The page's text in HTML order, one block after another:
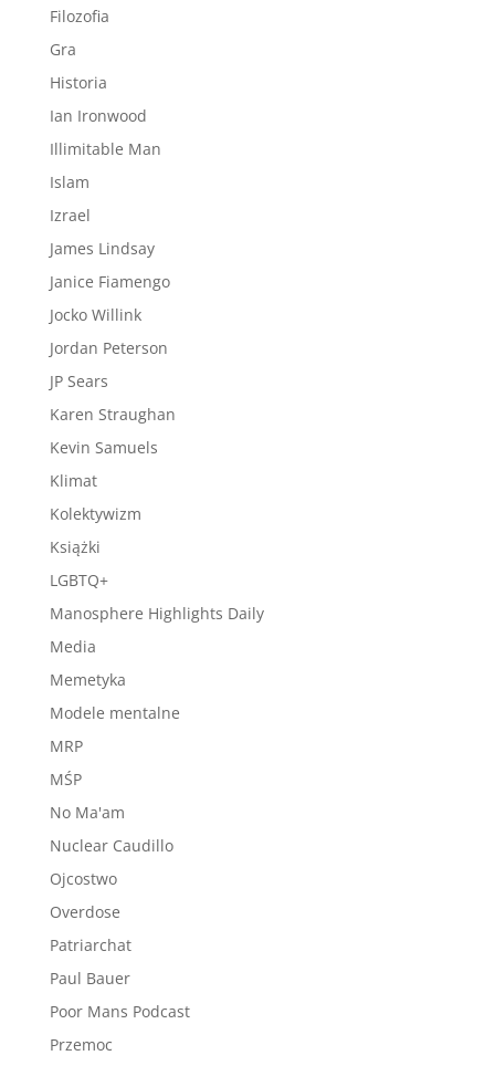
Filozofia
Gra
Historia
Ian Ironwood
Illimitable Man
Islam
Izrael
James Lindsay
Janice Fiamengo
Jocko Willink
Jordan Peterson
JP Sears
Karen Straughan
Kevin Samuels
Klimat
Kolektywizm
Książki
LGBTQ+
Manosphere Highlights Daily
Media
Memetyka
Modele mentalne
MRP
MŚP
No Ma'am
Nuclear Caudillo
Ojcostwo
Overdose
Patriarchat
Paul Bauer
Poor Mans Podcast
Przemoc